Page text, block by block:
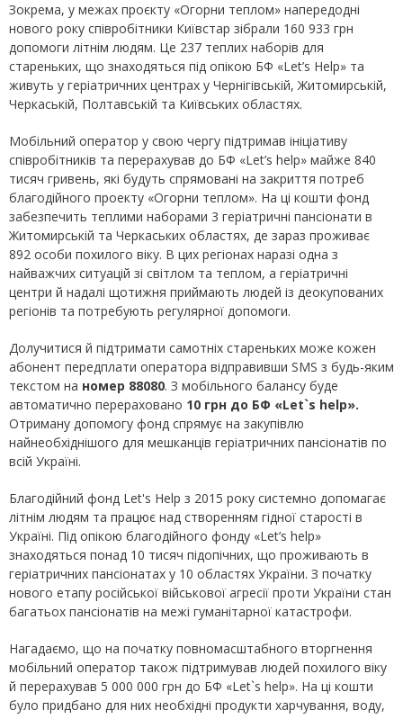
Зокрема, у межах проєкту «Огорни теплом» напередодні
нового року співробітники Київстар зібрали 160 933 грн
допомоги літнім людям. Це 237 теплих наборів для
стареньких, що знаходяться під опікою БФ «Let’s Help» та
живуть у геріатричних центрах у Чернігівській, Житомирській,
Черкаській, Полтавській та Київських областях.
Мобільний оператор у свою чергу підтримав ініціативу
співробітників та перерахував до БФ «Let’s help» майже 840
тисяч гривень, які будуть спрямовані на закриття потреб
благодійного проекту «Огорни теплом». На ці кошти фонд
забезпечить теплими наборами 3 геріатричні пансіонати в
Житомирській та Черкаських областях, де зараз проживає
892 особи похилого віку. В цих регіонах наразі одна з
найважчих ситуацій зі світлом та теплом, а геріатричні
центри й надалі щотижня приймають людей із деокупованих
регіонів та потребують регулярної допомоги.
Долучитися й підтримати самотніх стареньких може кожен
абонент передплати оператора відправивши SMS з будь-яким
текстом на номер 88080. З мобільного балансу буде
автоматично перераховано 10 грн до БФ «Let`s help».
Отриману допомогу фонд спрямує на закупівлю
найнеобхіднішого для мешканців геріатричних пансіонатів по
всій Україні.
Благодійний фонд Let's Help з 2015 року системно допомагає
літнім людям та працює над створенням гідної старості в
Україні. Під опікою благодійного фонду «Let’s help»
знаходяться понад 10 тисяч підопічних, що проживають в
геріатричних пансіонатах у 10 областях України. З початку
нового етапу російської військової агресії проти України стан
багатьох пансіонатів на межі гуманітарної катастрофи.
Нагадаємо, що на початку повномасштабного вторгнення
мобільний оператор також підтримував людей похилого віку
й перерахував 5 000 000 грн до БФ «Let`s help». На ці кошти
було придбано для них необхідні продукти харчування, воду,